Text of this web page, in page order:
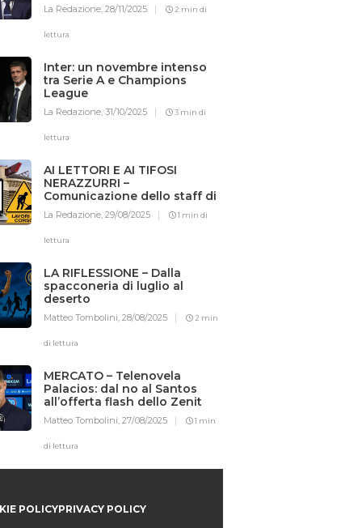
La Redazione, 28/11/2025 2 min di
lettura
Inter: un novembre intenso
tra Serie A e Champions
League
La Redazione, 31/10/2025 3 min di
lettura
AI LETTORI E AI TIFOSI
NERAZZURRI –
Comunicazione dello staff di
Iotifointer.it
La Redazione, 29/08/2025 1 min di
lettura
LA RIFLESSIONE – Dalla
spacconeria di luglio al
deserto
Matteo Tombolini, 28/08/2025 2 min
di lettura
MERCATO – Telenovela
Palacios: dal no al Santos
all’offerta flash dello Zenit
Matteo Tombolini, 27/08/2025 1 min
di lettura
POLICYPRIVACY POLICY